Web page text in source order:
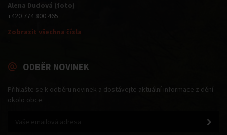
Alena Dudová (foto)
+420 774 800 465
Zobrazit všechna čísla
ODBĚR NOVINEK
Přihlašte se k odběru novinek a dostávejte aktuální informace z dění
okolo obce.